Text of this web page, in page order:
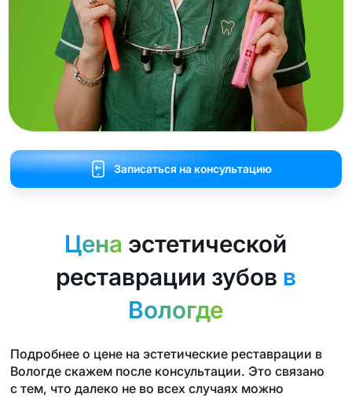
Записаться на консультацию
Цена эстетической
реставрации зубов в
Вологде
Подробнее о цене на эстетические реставрации в
Вологде скажем после консультации. Это связано
с тем, что далеко не во всех случаях можно